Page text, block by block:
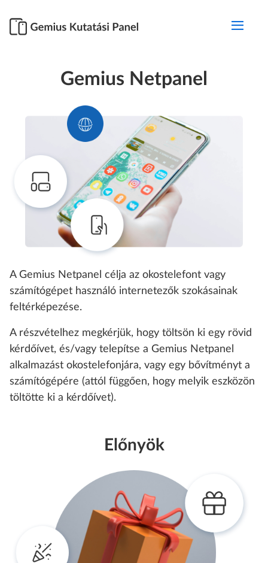
Gemius Netpanel
A Gemius Netpanel célja az okostelefont vagy
számítógépet használó internetezők szokásainak
feltérképezése.
A részvételhez megkérjük, hogy töltsön ki egy rövid
kérdőívet, és/vagy telepítse a Gemius Netpanel
alkalmazást okostelefonjára, vagy egy bővítményt a
számítógépére (attól függően, hogy melyik eszközön
töltötte ki a kérdőívet).
Előnyök